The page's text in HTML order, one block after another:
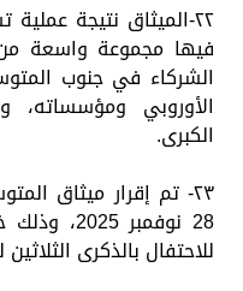
٢٢-الميثاق نتيجة
فيها مجموعة واسعة
الشركاء في جنوب
الأوروبي ومؤسساته،
الكبرى.
٢٣- تم إقرار ميثاق
28 نوفمبر
للاحتفال بالذكرى